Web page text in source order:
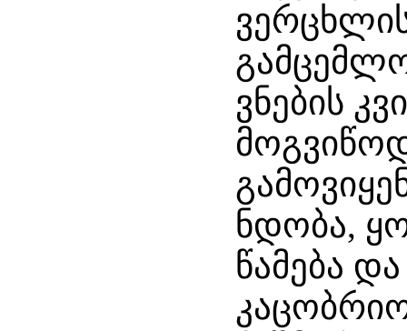
ვნების
ნდობა,
წამება